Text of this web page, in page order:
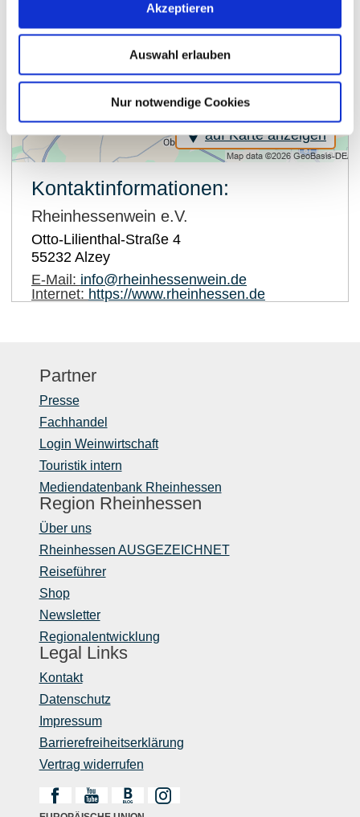
Akzeptieren
Auswahl erlauben
Nur notwendige Cookies
auf Karte anzeigen
Kontaktinformationen:
Rheinhessenwein e.V.
Otto-Lilienthal-Straße 4
55232 Alzey
E-Mail: info@rheinhessenwein.de
Internet: https://www.rheinhessen.de
Partner
Presse
Fachhandel
Login Weinwirtschaft
Touristik intern
Mediendatenbank Rheinhessen
Region Rheinhessen
Über uns
Rheinhessen AUSGEZEICHNET
Reiseführer
Shop
Newsletter
Regionalentwicklung
Legal Links
Kontakt
Datenschutz
Impressum
Barrierefreiheitserklärung
Vertrag widerrufen